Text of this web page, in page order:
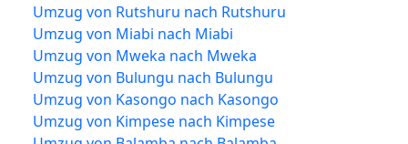
Umzug von Rutshuru nach Rutshuru
Umzug von Miabi nach Miabi
Umzug von Mweka nach Mweka
Umzug von Bulungu nach Bulungu
Umzug von Kasongo nach Kasongo
Umzug von Kimpese nach Kimpese